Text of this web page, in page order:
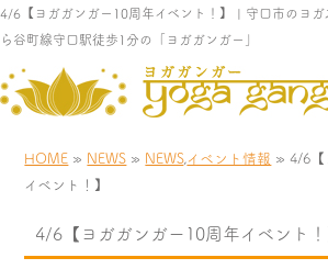
4/6【ヨガガンガー10周年イベント！】 | 守口市のヨガ
ら谷町線守口駅徒歩1分の「ヨガガンガー」
HOME » NEWS » NEWS,イベント情報 » 4/6【
イベント！】
4/6【ヨガガンガー10周年イベント！